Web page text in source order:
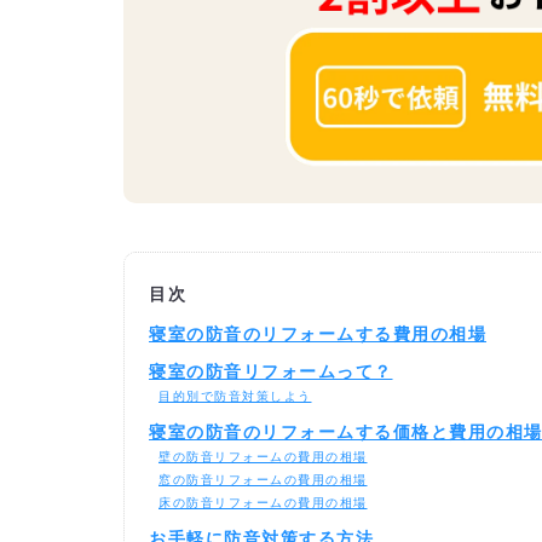
目次
寝室の防音のリフォームする費用の相場
寝室の防音リフォームって？
目的別で防音対策しよう
寝室の防音のリフォームする価格と費用の相場
壁の防音リフォームの費用の相場
窓の防音リフォームの費用の相場
床の防音リフォームの費用の相場